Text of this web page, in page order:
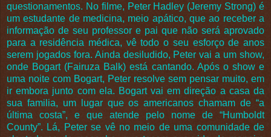
questionamentos. No filme, Peter Hadley (Jeremy Strong) é
um estudante de medicina, meio apático, que ao receber a
informação de seu professor e pai que não será aprovado
para a residência médica, vê todo o seu esforço de anos
serem jogados fora. Ainda desiludido, Peter vai a um show,
onde Bogart (Fairuza Balk) está cantando. Após o show e
uma noite com Bogart, Peter resolve sem pensar muito, em
ir embora junto com ela. Bogart vai em direção a casa da
sua familia, um lugar que os americanos chamam de “a
última costa”, e que atende pelo nome de “Humboldt
County”. Lá, Peter se vê no meio de uma comunidade de